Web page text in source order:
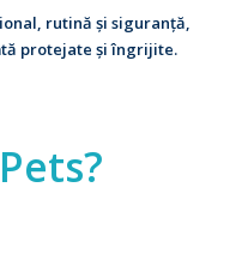
rutină și siguranță,
protejate și îngrijite.